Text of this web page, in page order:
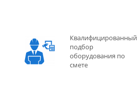
Квалифицированный
подбор
оборудования по
смете